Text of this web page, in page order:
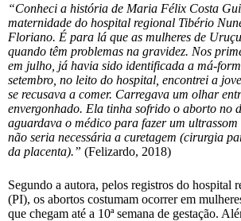
“Conheci a história de Maria Félix Costa
maternidade do hospital regional Tibério
Floriano. É para lá que as mulheres de
quando têm problemas na gravidez. Nos
em julho, já havia sido identificada a má-
setembro, no leito do hospital, encontrei a
se recusava a comer. Carregava um olhar
envergonhado. Ela tinha sofrido o aborto no
aguardava o médico para fazer um
não seria necessária a curetagem (cirurgia
da placenta).” (Felizardo, 2018)
Segundo a autora, pelos registros do hospital
(PI), os abortos costumam ocorrer em
que chegam até a 10ª semana de gestação.